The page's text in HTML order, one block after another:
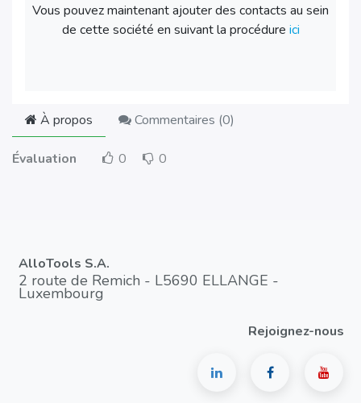
Vous pouvez maintenant ajouter des contacts au sein
de cette société en suivant la procédure ici
À propos Commentaires (0)
Évaluation 0 0
AlloTools S.A.
2 route de Remich - L5690 ELLANGE -
Luxembourg
Rejoignez-nous